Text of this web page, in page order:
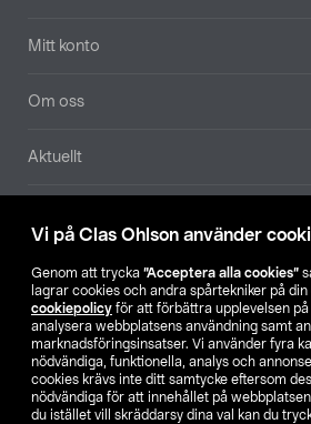
Vi på Clas Ohlson använder
Genom att trycka ”Acceptera alla cookies”
lagrar cookies och andra spårtekniker på din
cookiepolicy för att förbättra upplevelsen på
analysera webbplatsens användning samt
marknadsföringsinsatser. Vi använder fyra
nödvändiga, funktionella, analys och
cookies krävs inte ditt samtycke eftersom
nödvändiga för att innehållet på
du istället vill skräddarsy dina val kan du
Mitt konto
Om oss
Aktuellt
Hitta butik
SE NO FI